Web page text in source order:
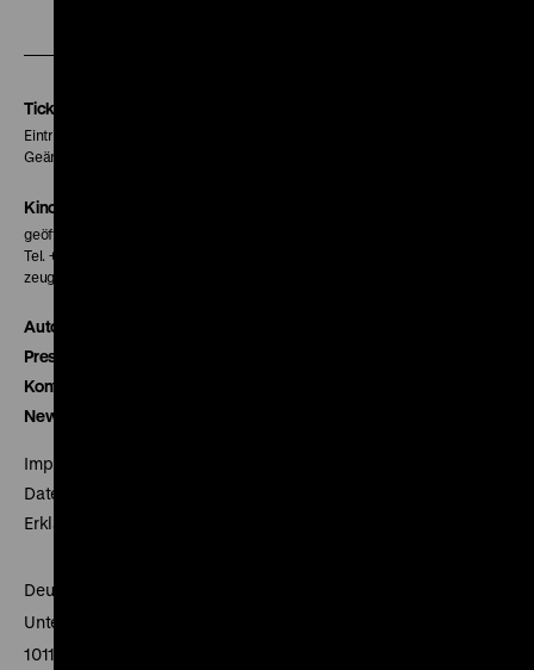
Tickets
Eintritt 5 €
Geänderte Preise sind im Programm vermerkt.
Kinokasse
geöffnet 30 Minuten vor Beginn der ersten Vorstellung
Tel. + 49 30 20304-770
zeughauskino@dhm.de
Autor*innen
Presse
Kontakt
Newsletter
Impressum
Datenschutz
Erklärung digitale Barrierefreiheit
Deutsches Historisches Museum
Unter den Linden 2
10117 Berlin